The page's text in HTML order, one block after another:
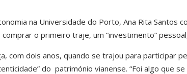
na Universidade do Porto, Ana Rita Santos
comprar o primeiro traje, um “investimento”
com dois anos, quando se trajou para participar
do património vianense. “Foi algo que